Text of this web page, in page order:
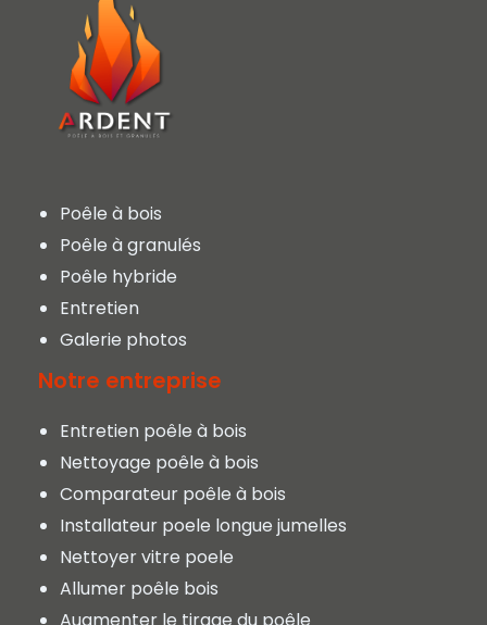
Poêle à bois
Poêle à granulés
Poêle hybride
Entretien
Galerie photos
Notre entreprise
Entretien poêle à bois
Nettoyage poêle à bois
Comparateur poêle à bois
Installateur poele longue jumelles
Nettoyer vitre poele
Allumer poêle bois